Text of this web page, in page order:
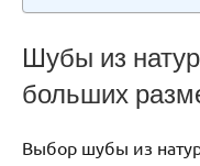
Шубы из
больших
Выбор шубы из